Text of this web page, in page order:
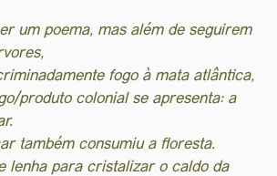
um poema, mas além de seguirem
fogo à mata atlântica,
produto colonial se apresenta: a
também consumiu a floresta.
lenha para cristalizar o caldo da